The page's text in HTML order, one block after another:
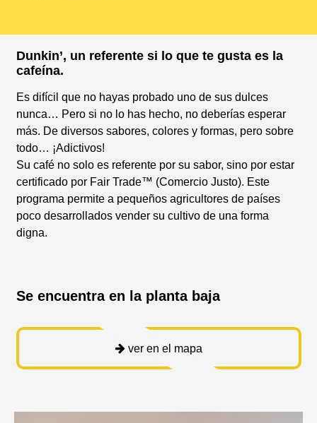
Dunkin’, un referente si lo que te gusta es la
cafeína.
Es difícil que no hayas probado uno de sus dulces
nunca… Pero si no lo has hecho, no deberías esperar
más. De diversos sabores, colores y formas, pero sobre
todo… ¡Adictivos!
Su café no solo es referente por su sabor, sino por estar
certificado por Fair Trade™ (Comercio Justo). Este
programa permite a pequeños agricultores de países
poco desarrollados vender su cultivo de una forma
digna.
Se encuentra en la planta baja
ver en el mapa